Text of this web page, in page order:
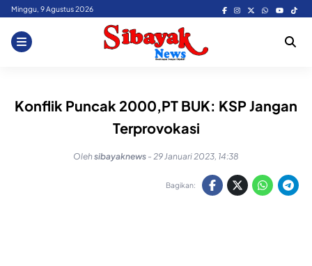
Skip
content
Minggu, 9 Agustus 2026
Konflik Puncak 2000,PT BUK: KSP Jangan
Terprovokasi
Olehsibayaknews - 29 Januari 2023, 14:38
Bagikan: